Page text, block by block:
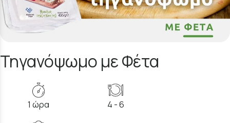
Τηγανόψωμο με Φέτα
1 ώρα 4 - 6